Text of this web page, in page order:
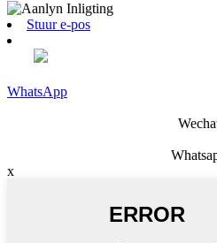
Stuur e-pos
WhatsApp
x